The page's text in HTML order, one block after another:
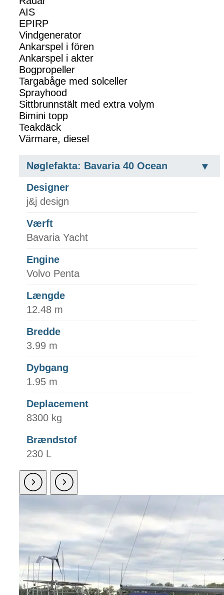
AIS
EPIRP
Vindgenerator
Ankarspel i fören
Ankarspel i akter
Bogpropeller
Targabåge med solceller
Sprayhood
Sittbrunnstält med extra volym
Bimini topp
Teakdäck
Värmare, diesel
Nøglefakta: Bavaria 40 Ocean
Designer
j&j design
Værft
Bavaria Yacht
Engine
Volvo Penta
Længde
12.48 m
Bredde
3.99 m
Dybgang
1.95 m
Deplacement
8300 kg
Brændstof
230 L